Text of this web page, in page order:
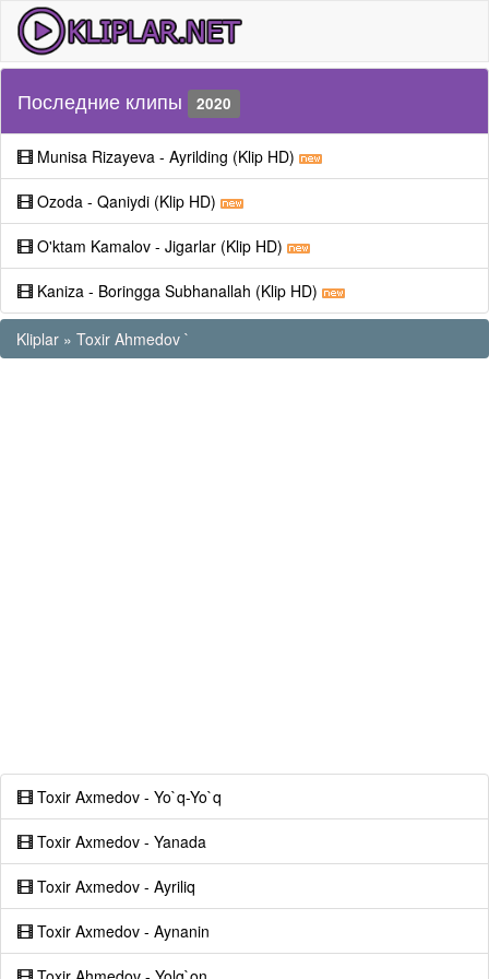
Последние клипы 2020
Munisa Rizayeva - Ayrilding (Klip HD)
Ozoda - Qaniydi (Klip HD)
O'ktam Kamalov - Jigarlar (Klip HD)
Kaniza - Boringga Subhanallah (Klip HD)
Kliplar » Toxir Ahmedov `
Toxir Axmedov - Yo`q-Yo`q
Toxir Axmedov - Yanada
Toxir Axmedov - Ayriliq
Toxir Axmedov - Aynanin